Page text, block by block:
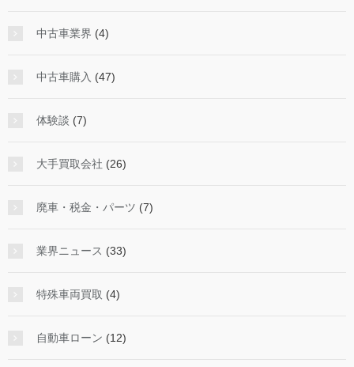
中古車業界 (4)
中古車購入 (47)
体験談 (7)
大手買取会社 (26)
廃車・税金・パーツ (7)
業界ニュース (33)
特殊車両買取 (4)
自動車ローン (12)